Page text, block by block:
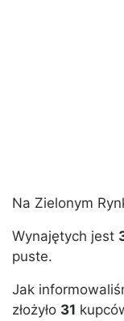
Na Zielonym
Wynajętych jest
puste.
Jak
złożyło 31